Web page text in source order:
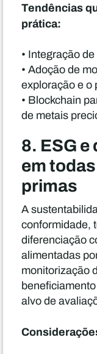
Tendências
prática:
• Integração
• Adoção de
exploração e o
• Blockchain
de metais
8. ESG
em
primas
A
conformidade,
diferenciação
alimentadas
monitorização
alvo de